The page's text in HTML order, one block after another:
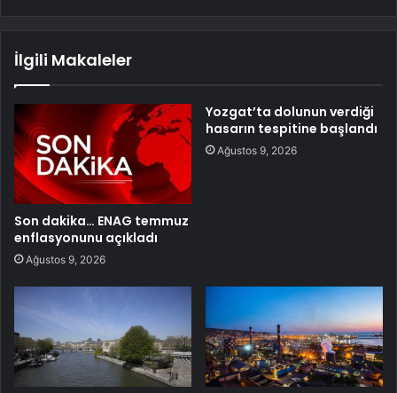
İlgili Makaleler
Son dakika… ENAG temmuz
enflasyonunu açıkladı
Ağustos 9, 2026
Yozgat’ta dolunun verdiği
hasarın tespitine başlandı
Ağustos 9, 2026